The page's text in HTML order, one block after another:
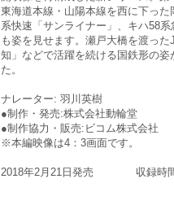
東海道本線・山陽本線を西に下った
系快速「サンライナー」、キハ58
も姿を見せます。瀬戸大橋を渡っ
知」などで活躍を続ける国鉄形の
た。
ナレーター: 羽川英樹
●制作・発売:株式会社動輪堂
●制作協力・販売:ビコム株式会社
※本編映像は4：3画面です。
2018年2月21日発売 収録時間